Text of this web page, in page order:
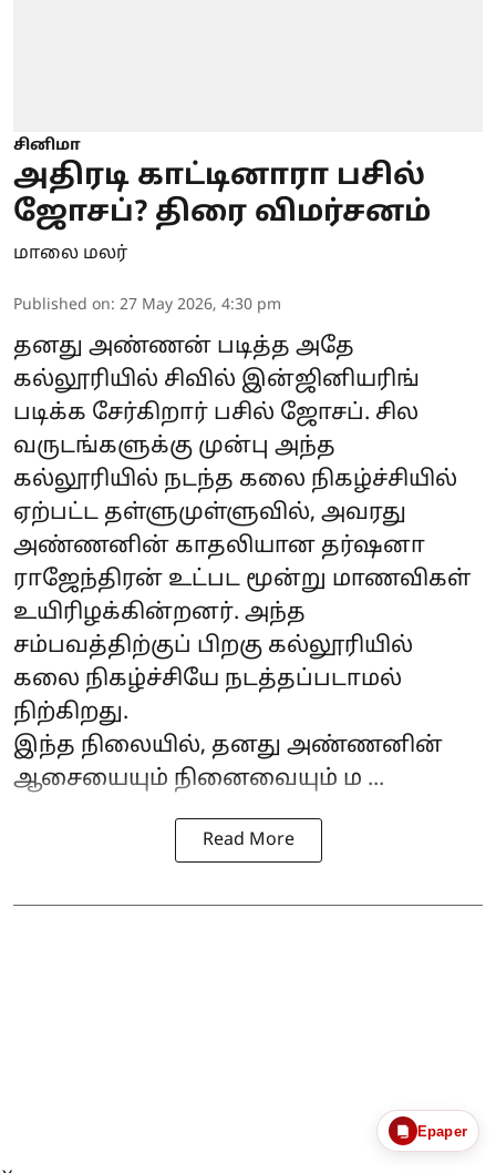
சினிமா
அதிரடி காட்டினாரா பசில்
ஜோசப்? திரை விமர்சனம்
மாலை மலர்
Published on: 27 May 2026, 4:30 pm
தனது அண்ணன் படித்த அதே
கல்லூரியில் சிவில் இன்ஜினியரிங்
படிக்க சேர்கிறார் பசில் ஜோசப். சில
வருடங்களுக்கு முன்பு அந்த
கல்லூரியில் நடந்த கலை நிகழ்ச்சியில்
ஏற்பட்ட தள்ளுமுள்ளுவில், அவரது
அண்ணனின் காதலியான தர்ஷனா
ராஜேந்திரன் உட்பட மூன்று மாணவிகள்
உயிரிழக்கின்றனர். அந்த
சம்பவத்திற்குப் பிறகு கல்லூரியில்
கலை நிகழ்ச்சியே நடத்தப்படாமல்
நிற்கிறது.
இந்த நிலையில், தனது அண்ணனின்
ஆசையையும் நினைவையும் ம ...
Read More
Epaper